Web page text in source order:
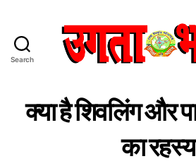
Search
ता
भा
त
क्या है शिवलिंग और
का रहस्य